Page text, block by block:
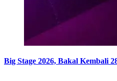
Big Stage 2026, Bakal Kembali